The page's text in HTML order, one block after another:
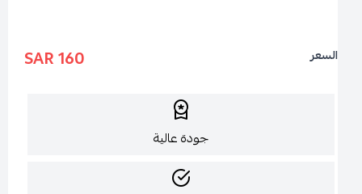
السعر 160 SAR
جودة عالية